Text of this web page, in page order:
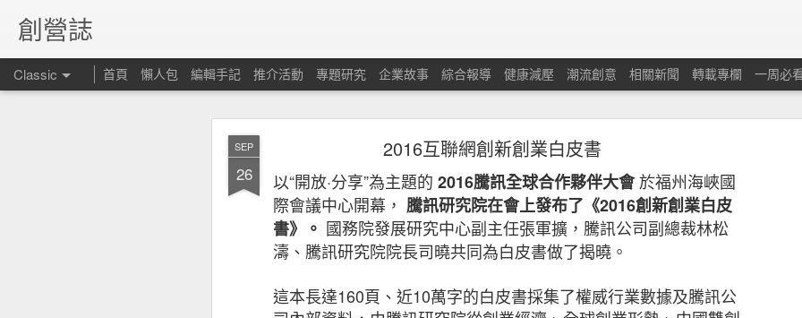
SEP
26
2016互聯網創新創業白皮書
以“開放·分享”為主題的 2016騰訊全球合作夥伴大會於福州海峽國
際會議中心開幕， 騰訊研究院在會上發布了《2016創新創業白皮
書》。 國務院發展研究中心副主任張軍擴，騰訊公司副總裁林松
濤、騰訊研究院院長司曉共同為白皮書做了揭曉。
這本長達160頁、近10萬字的白皮書採集了權威行業數據及騰訊公
創營誌
Classic 首頁 懶人包 編輯手記 推介活動 專題研究 企業故事 綜合報導 健康減壓 潮流創意 相關新聞 轉載專欄 一周必
昆士蘭保險調查：本港中小企對商業及經濟前景重拾信心